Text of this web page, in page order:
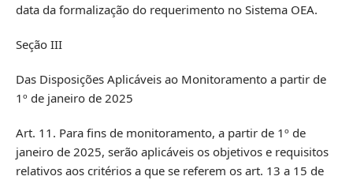
data da formalização do requerimento no Sistema OEA.
Seção III
Das Disposições Aplicáveis ao Monitoramento a partir de
1º de janeiro de 2025
Art. 11. Para fins de monitoramento, a partir de 1º de
janeiro de 2025, serão aplicáveis os objetivos e requisitos
relativos aos critérios a que se referem os art. 13 a 15 de